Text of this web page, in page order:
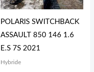
POLARIS SWITCHBACK
ASSAULT 850 146 1.6
E.S 7S 2021
Hybride